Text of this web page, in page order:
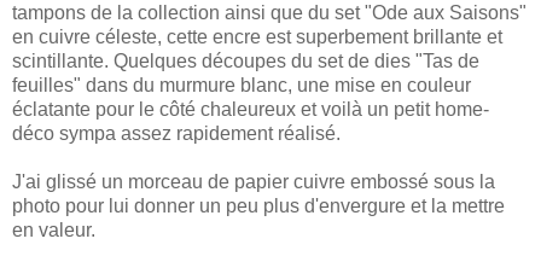
tampons de la collection ainsi que du set "Ode aux Saisons"
en cuivre céleste, cette encre est superbement brillante et
scintillante. Quelques découpes du set de dies "Tas de
feuilles" dans du murmure blanc, une mise en couleur
éclatante pour le côté chaleureux et voilà un petit home-
déco sympa assez rapidement réalisé.
J'ai glissé un morceau de papier cuivre embossé sous la
photo pour lui donner un peu plus d'envergure et la mettre
en valeur.